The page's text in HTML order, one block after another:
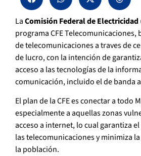
LaComisión Federal de Electricidad
programa CFE
de telecomunicaciones a traves de
de lucro, con la intención de
acceso a las tecnologías de la
comunicación, incluido el de banda
El plan de la CFE es conectar a todo
especialmente a aquellas zonas
acceso a internet, lo cual garantiza
las telecomunicaciones y minimiza
la población.